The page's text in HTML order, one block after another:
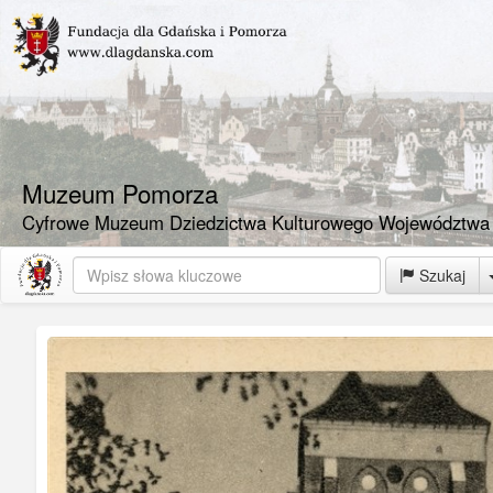
Muzeum Pomorza
Cyfrowe Muzeum Dziedzictwa Kulturowego
Szukaj